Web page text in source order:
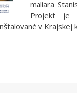
maliara
Projekt je
v Krajskej